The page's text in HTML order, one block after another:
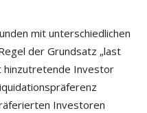
mit unterschiedlichen
der Grundsatz „last
hinzutretende Investor
Investoren